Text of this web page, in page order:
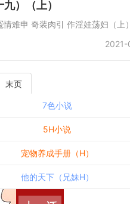
）（上）
奇装肉引 作淫娃荡妇（上）
末页
7色小说
5H小说
宠物养成手册（H）
他的天下（兄妹H）